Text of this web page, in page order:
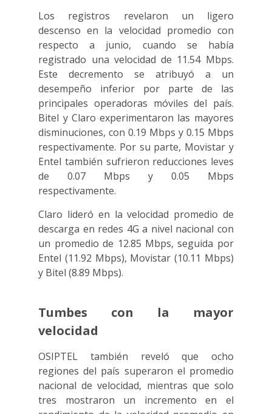
Los registros revelaron un ligero
descenso en la velocidad promedio con
respecto a junio, cuando se había
registrado una velocidad de 11.54 Mbps.
Este decremento se atribuyó a un
desempeño inferior por parte de las
principales operadoras móviles del país.
Bitel y Claro experimentaron las mayores
disminuciones, con 0.19 Mbps y 0.15 Mbps
respectivamente. Por su parte, Movistar y
Entel también sufrieron reducciones leves
de 0.07 Mbps y 0.05 Mbps
respectivamente.
Claro lideró en la velocidad promedio de
descarga en redes 4G a nivel nacional con
un promedio de 12.85 Mbps, seguida por
Entel (11.92 Mbps), Movistar (10.11 Mbps)
y Bitel (8.89 Mbps).
Tumbes con la mayor
velocidad
OSIPTEL también reveló que ocho
regiones del país superaron el promedio
nacional de velocidad, mientras que solo
tres mostraron un incremento en el